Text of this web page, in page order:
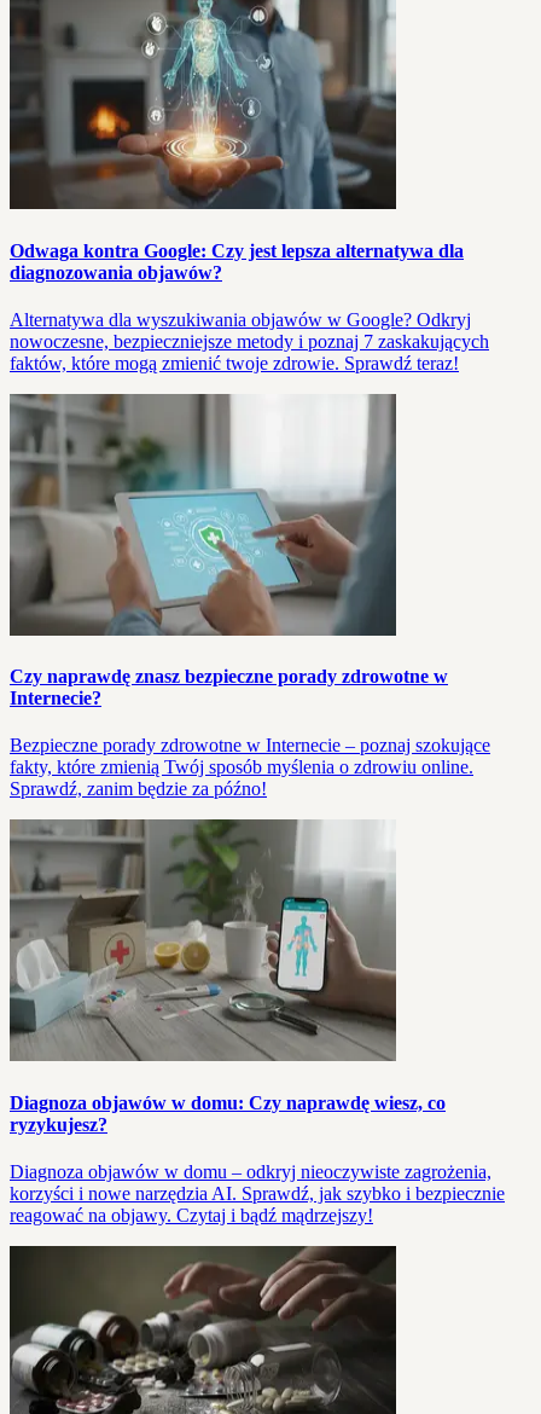
Odwaga kontra Google: Czy jest lepsza alternatywa dla
diagnozowania objawów?
Alternatywa dla wyszukiwania objawów w Google? Odkryj
nowoczesne, bezpieczniejsze metody i poznaj 7 zaskakujących
faktów, które mogą zmienić twoje zdrowie. Sprawdź teraz!
Czy naprawdę znasz bezpieczne porady zdrowotne w
Internecie?
Bezpieczne porady zdrowotne w Internecie – poznaj szokujące
fakty, które zmienią Twój sposób myślenia o zdrowiu online.
Sprawdź, zanim będzie za późno!
Diagnoza objawów w domu: Czy naprawdę wiesz, co
ryzykujesz?
Diagnoza objawów w domu – odkryj nieoczywiste zagrożenia,
korzyści i nowe narzędzia AI. Sprawdź, jak szybko i bezpiecznie
reagować na objawy. Czytaj i bądź mądrzejszy!